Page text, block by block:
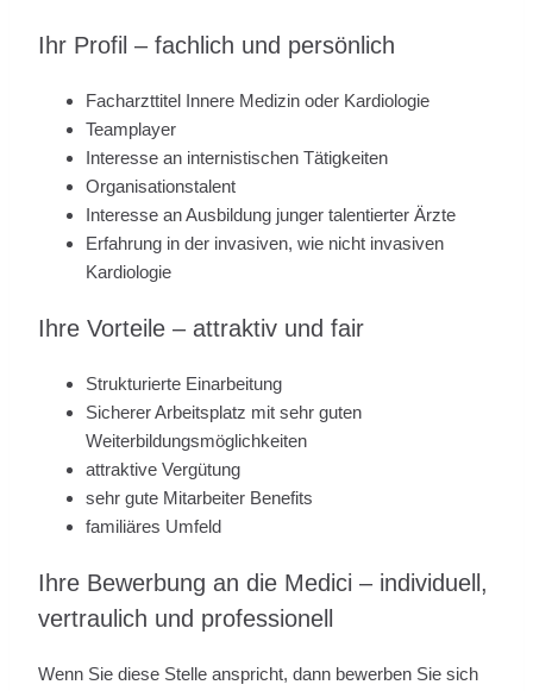
Ihr Profil – fachlich und persönlich
Facharzttitel Innere Medizin oder Kardiologie
Teamplayer
Interesse an internistischen Tätigkeiten
Organisationstalent
Interesse an Ausbildung junger talentierter Ärzte
Erfahrung in der invasiven, wie nicht invasiven
Kardiologie
Ihre Vorteile – attraktiv und fair
Strukturierte Einarbeitung
Sicherer Arbeitsplatz mit sehr guten
Weiterbildungsmöglichkeiten
attraktive Vergütung
sehr gute Mitarbeiter Benefits
familiäres Umfeld
Ihre Bewerbung an die Medici – individuell,
vertraulich und professionell
Wenn Sie diese Stelle anspricht, dann bewerben Sie sich